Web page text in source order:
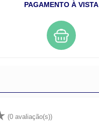
PAGAMENTO À VISTA
(0 avaliação(s))